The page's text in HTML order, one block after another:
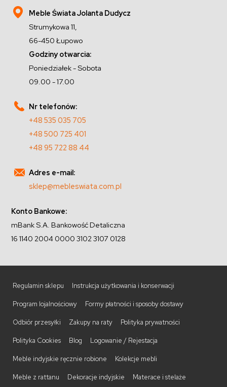
Meble Świata Jolanta Dudycz
Strumykowa 11,
66-450 Łupowo
Godziny otwarcia:
Poniedziałek - Sobota
09.00 - 17.00
Nr telefonów:
+48 535 035 705
+48 500 725 401
+48 95 722 88 44
Adres e-mail:
sklep@mebleswiata.com.pl
Konto Bankowe:
mBank S.A. Bankowość Detaliczna
16 1140 2004 0000 3102 3107 0128
Regulamin sklepu Instrukcja użytkowania i konserwacji
Program lojalnościowy Formy płatności i sposoby dostawy
Odbiór przesyłki Zakupy na raty Polityka prywatności
Polityka Cookies Blog Logowanie / Rejestacja
Meble indyjskie ręcznie robione Kolekcje mebli
Meble z rattanu Dekoracje indyjskie Materace i stelaże